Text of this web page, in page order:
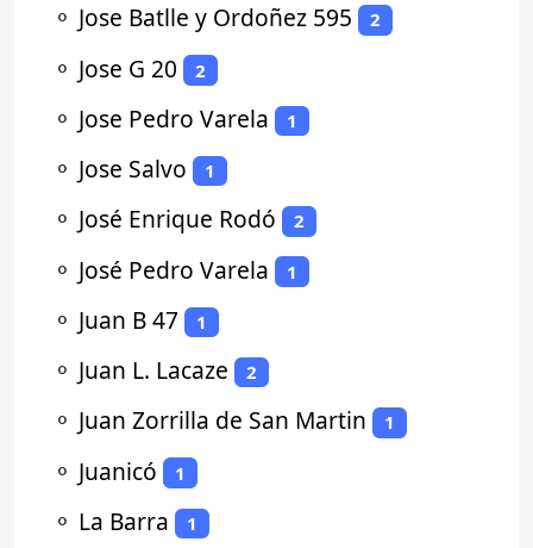
⚬ Jose Batlle y Ordoñez 595 2
⚬ Jose G 20 2
⚬ Jose Pedro Varela 1
⚬ Jose Salvo 1
⚬ José Enrique Rodó 2
⚬ José Pedro Varela 1
⚬ Juan B 47 1
⚬ Juan L. Lacaze 2
⚬ Juan Zorrilla de San Martin 1
⚬ Juanicó 1
⚬ La Barra 1